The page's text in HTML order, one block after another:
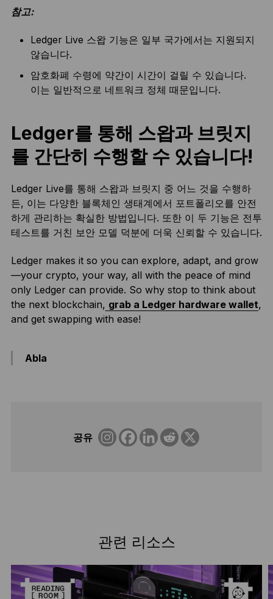
참고:
Ledger Live 스왑 기능은 일부 국가에서는 지원되지
않습니다.
암호화폐 수령에 약간이 시간이 걸릴 수 있습니다.
이는 일반적으로 네트워크 정체 때문입니다.
Ledger를 통해 스왑과 브릿지
를 간단히 수행할 수 있습니다!
Ledger Live를 통해 스왑과 브릿지 중 어느 것을 수행하
든, 이는 다양한 블록체인 생태계에서 포트폴리오를 안전
하게 관리하는 확실한 방법입니다. 또한 이 두 기능은 전투
테스트를 거친 보안 모델 덕분에 더욱 신뢰할 수 있습니다.
Ledger makes it so you can explore, adapt, and grow
—your crypto, your way, all with the peace of mind
only Ledger can provide. So why stop to think about
the next blockchain, grab a Ledger hardware wallet,
and get swapping with ease!
Abla
공유
관련 리소스